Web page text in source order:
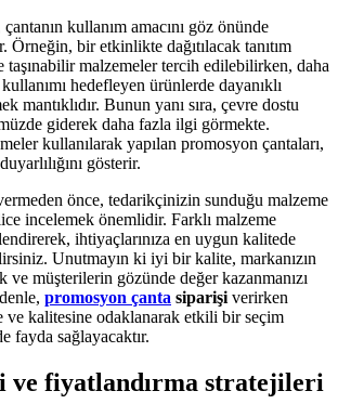
kullanım amacını göz önünde
Örneğin, bir etkinlikte dağıtılacak tanıtım
taşınabilir malzemeler tercih edilebilirken, daha
hedefleyen ürünlerde dayanıklı
mantıklıdır. Bunun yanı sıra, çevre dostu
giderek daha fazla ilgi görmekte.
kullanılarak yapılan promosyon çantaları,
gösterir.
önce, tedarikçinizin sunduğu malzeme
incelemek önemlidir. Farklı malzeme
ihtiyaçlarınıza en uygun kalitede
Unutmayın ki iyi bir kalite, markanızın
ve müşterilerin gözünde değer kazanmanızı
promosyon çanta siparişi verirken
ve kalitesine odaklanarak etkili bir seçim
fayda sağlayacaktır.
ve fiyatlandırma stratejileri